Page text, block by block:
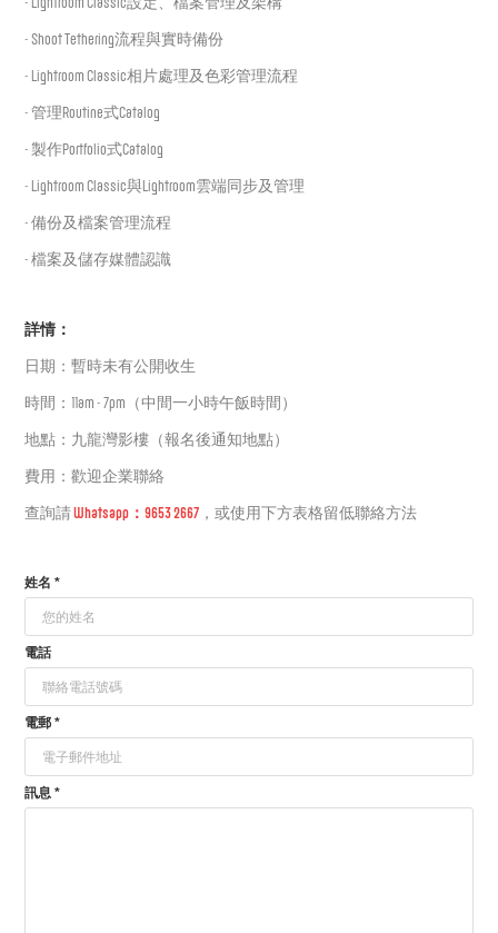
- Shoot Tethering流程與實時備份
- Lightroom Classic相片處理及色彩管理流程
-管理Routine式Catalog
-製作Portfolio式Catalog
- Lightroom Classic與Lightroom雲端同步及管理
-備份及檔案管理流程
-檔案及儲存媒體認識
詳情：
日期：暫時未有公開收生
時間：11am - 7pm（中間一小時午飯時間）
地點：九龍灣影樓（報名後通知地點）
費用：歡迎企業聯絡
查詢請Whatsapp：9653 2667 ，或使用下方表格留低聯絡方法
姓名 *
電話
電郵 *
訊息 *